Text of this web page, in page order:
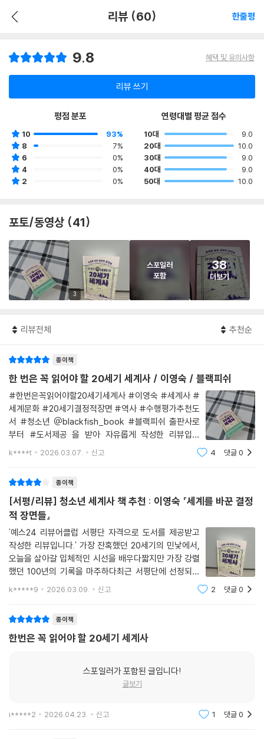
리뷰 (60) 한줄평
9.8 혜택 및 유의사항
리뷰 쓰기
평점 분포
10
93%
8
7%
6
0%
4
0%
2
0%
연령대별 평균 점수
10대
9.0
20대
10.0
30대
9.0
40대
9.0
50대
10.0
포토/동영상 (41)
3
스포일러
포함
38
더보기
리뷰전체 추천순
종이책
한 번은 꼭 읽어야 할 20세기 세계사 / 이영숙 / 블랙피쉬
#한번은꼭읽어야할20세기세계사 #이영숙 #세계사 #
세계문화 #20세기결정적장면 #역사 #수행평가추천도
서 #청소년 @blackfish_book #블랙피쉬 출판사로
부터 #도서제공 을 받아 자유롭게 작성한 리뷰입니
다 + 독서 동기 ‘20세기 세계사’를 논하는 책이기에 “이
책이라고
k****t 2026.03.07. 신고 4 댓글0
종이책
[서평/리뷰] 청소년 세계사 책 추천 : 이영숙 『세계를 바꾼 결정
적 장면들』
'예스24 리뷰어클럽 서평단 자격으로 도서를 제공받고
작성한 리뷰입니다.' 가장 잔혹했던 20세기의 민낯에서,
오늘을 살아갈 입체적인 시선을 배우다짧지만 가장 강렬
했던 100년의 기록을 마주하다최근 서평단에 선정되어
블랙피쉬 출판사에서 새롭게 출간된 이영숙 작가의 『세계
k*****9 2026.03.09. 신고 2 댓글0
종이책
한번은 꼭 읽어야 할 20세기 세계사
스포일러가 포함된 글입니다!
글보기
i*****2 2026.04.23. 신고 1 댓글0